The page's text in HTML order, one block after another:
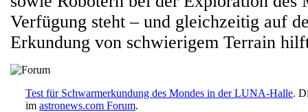
Verfügung steht – und gleichzeitig auf
Erkundung von schwierigem Terrain
Test für Schwarmerkundung des Mondes in der LUNA-Halle.
im astronews.com Forum.